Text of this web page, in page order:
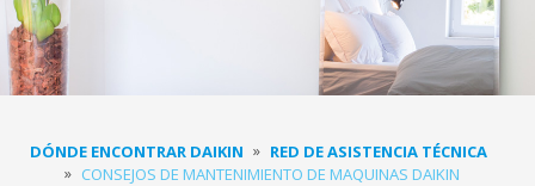
DÓNDE ENCONTRAR DAIKIN
RED DE ASISTENCIA TÉCNICA
CONSEJOS DE MANTENIMIENTO DE MAQUINAS DAIKIN